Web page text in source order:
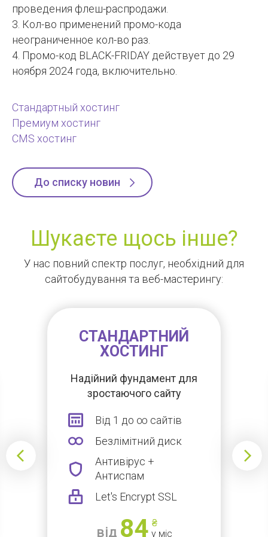
проведения флеш-распродажи.
3. Кол-во применений промо-кода
неограниченное кол-во раз.
4. Промо-код BLACK-FRIDAY действует до 29
ноября 2024 года, включительно.
Стандартный хостинг
Премиум хостинг
CMS хостинг
До списку новин
Шукаєте щось інше?
У нас повний спектр послуг, необхідний для
сайтобудування та веб-мастерингу:
СТАНДАРТНИЙ
ХОСТИНГ
Надійний фундамент для
зростаючого сайту
Від 1 до ∞ сайтів
Безлімітний диск
Антивірус +
Антиспам
Let's Encrypt SSL
від 84 ₴
у міс